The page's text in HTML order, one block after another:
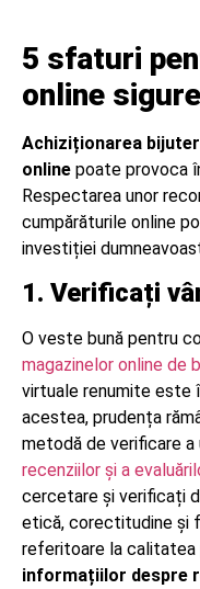
5 sfaturi
online
Achiziționarea
online poate provoca
Respectarea unor
cumpărăturile online
investiției
1. Verificați
O veste bună pentru
magazinelor online de
virtuale renumite este
acestea, prudența
metodă de verificare a
recenziilor și a
cercetare și verificați
etică, corectitudine și
referitoare la calitatea
informațiilor despre